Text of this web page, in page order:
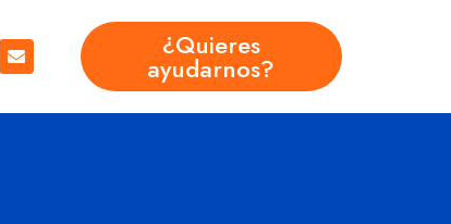
¿Quieres
ayudarnos?